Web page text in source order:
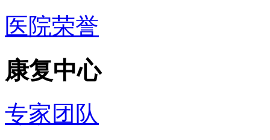
医院荣誉
康复中心
专家团队